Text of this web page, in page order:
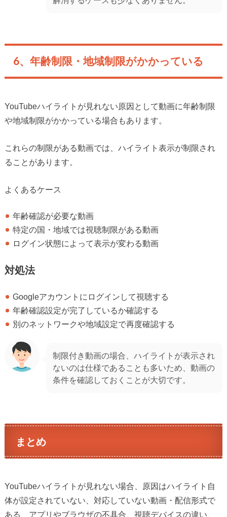
6、年齢制限・地域制限がかかっている
YouTubeハイライトが見れない原因として動画に年齢制限
や地域制限がかかっている場合もあります。
これらの制限がある動画では、ハイライト表示が制限され
ることがあります。
よくあるケース
年齢確認が必要な動画
特定の国・地域では視聴制限がある動画
ログイン状態によって表示が変わる動画
対処法
Googleアカウントにログインして視聴する
年齢確認設定が完了しているか確認する
別のネットワークや地域設定で再度確認する
制限付き動画の場合、ハイライトが表示され
ないのは仕様であることも多いため、動画の
条件を確認しておくことが大切です。
まとめ
YouTubeハイライトが見れない場合、原因はハイライト自
体が設定されていない、対応していない動画・配信形式で
ある、アプリやブラウザの不具合、視聴デバイスの違い、